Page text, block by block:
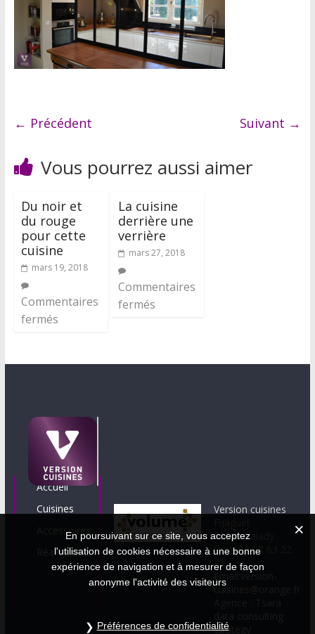
← Précédent Suivant →
Vous pourrez aussi aimer
Du noir et
du rouge
pour cette
cuisine
mars 19, 2018
Commentaires
fermés
La cuisine
derrière une
verrière
mars 27, 2018
Commentaires
fermés
Accueil
Cuisines
Accessoires
Réalisations
Version cuisines
12330 Valady
Port. 06 08 63 22
43
Email:version-
cuisines@orange.fr
strategy
En poursuivant sur ce site, vous acceptez
l'utilisation de cookies nécessaire à une bonne
expérience de navigation et à mesurer de façon
anonyme l'activité des visiteurs
Préférences de confidentialité